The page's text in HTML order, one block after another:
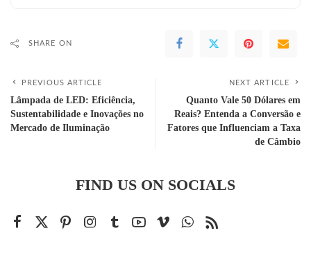
SHARE ON
PREVIOUS ARTICLE
Lâmpada de LED: Eficiência,
Sustentabilidade e Inovações no
Mercado de Iluminação
NEXT ARTICLE
Quanto Vale 50 Dólares em
Reais? Entenda a Conversão e
Fatores que Influenciam a Taxa
de Câmbio
FIND US ON SOCIALS